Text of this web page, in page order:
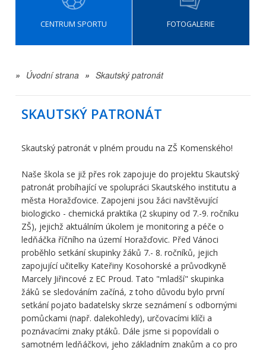
CENTRUM SPORTU FOTOGALERIE
» Úvodní strana » Skautský patronát
SKAUTSKÝ PATRONÁT
Skautský patronát v plném proudu na ZŠ Komenského!
Naše škola se již přes rok zapojuje do projektu Skautský
patronát probíhající ve spolupráci Skautského institutu a
města Horažďovice. Zapojeni jsou žáci navštěvující
biologicko - chemická praktika (2 skupiny od 7.-9. ročníku
ZŠ), jejichž aktuálním úkolem je monitoring a péče o
ledňáčka říčního na území Horažďovic. Před Vánoci
proběhlo setkání skupinky žáků 7.- 8. ročníků, jejich
zapojující učitelky Kateřiny Kosohorské a průvodkyně
Marcely Jiřincové z EC Proud. Tato "mladší" skupinka
žáků se sledováním začíná, z toho důvodu bylo první
setkání pojato badatelsky skrze seznámení s odbornými
pomůckami (např. dalekohledy), určovacími klíči a
poznávacími znaky ptáků. Dále jsme si popovídali o
samotném ledňáčkovi, jeho základním znakům a co pro